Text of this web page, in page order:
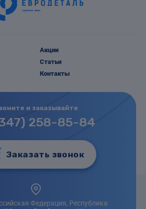
Акции
Статьи
Контакты
и заказывайте
258-85-84
Заказать звонок
Федерация, Республика